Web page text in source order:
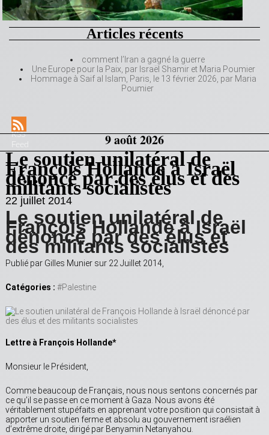
Articles récents
comment l’Iran a gagné la guerre
Une Europe pour la Paix, par Israël Shamir et Maria Poumier
Hommage à Saif al Islam, Paris, le 13 février 2026, par Maria
Poumier
RSS
Feed
9 août 2026
Le soutien unilatéral de
François Hollande à Israël
dénoncé par des élus et des
militants socialistes
22 juillet 2014
Le soutien unilatéral de
François Hollande à Israël
dénoncé par des élus et
des militants socialistes
Publié par Gilles Munier sur 22 Juillet 2014,
Catégories : #Palestine
Lettre à François Hollande*
Monsieur le Président,
Comme beaucoup de Français, nous nous sentons concernés par
ce qu’il se passe en ce moment à Gaza. Nous avons été
véritablement stupéfaits en apprenant votre position qui consistait à
apporter un soutien ferme et absolu au gouvernement israélien
d’extrême droite, dirigé par Benyamin Netanyahou.